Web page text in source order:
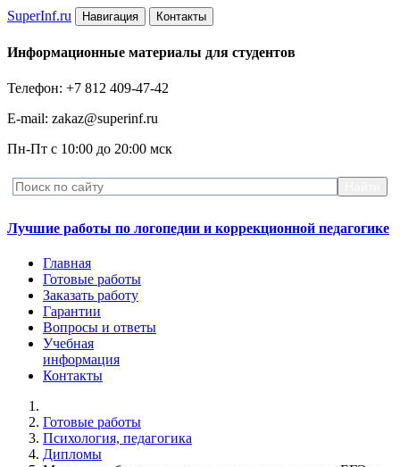
SuperInf.ru Навигация Контакты
Информационные материалы для студентов
Телефон: +7 812 409-47-42
E-mail: zakaz@superinf.ru
Пн-Пт с 10:00 до 20:00 мск
Лучшие работы по логопедии и коррекционной педагогике
Главная
Готовые работы
Заказать работу
Гарантии
Вопросы и ответы
Учебная
информация
Контакты
Готовые работы
Психология, педагогика
Дипломы